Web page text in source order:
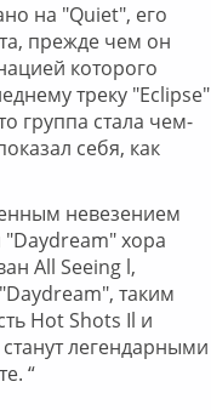
на "Quiet", его
прежде чем он
которого
треку "Eclipse"
группа стала чем-
себя, как
невезением
хора
All Seeing l,
таким
Hot Shots Il и
легендарными
“